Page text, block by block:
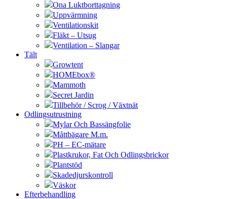
Ona Luktborttagning
Uppvärmning
Ventilationskit
Fläkt – Utsug
Ventilation – Slangar
Tält
Growtent
HOMEbox®
Mammoth
Secret Jardin
Tillbehör / Scrog / Växtnät
Odlingsutrustning
Mylar Och Bassängfolie
Måttbägare M.m.
PH – EC-mätare
Plastkrukor, Fat Och Odlingsbrickor
Plantstöd
Skadedjurskontroll
Väskor
Efterbehandling